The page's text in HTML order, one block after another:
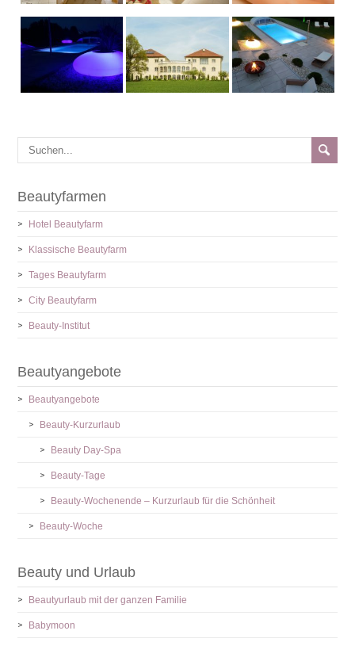
Beautyfarmen
Hotel Beautyfarm
Klassische Beautyfarm
Tages Beautyfarm
City Beautyfarm
Beauty-Institut
Beautyangebote
Beautyangebote
Beauty-Kurzurlaub
Beauty Day-Spa
Beauty-Tage
Beauty-Wochenende – Kurzurlaub für die Schönheit
Beauty-Woche
Beauty und Urlaub
Beautyurlaub mit der ganzen Familie
Babymoon